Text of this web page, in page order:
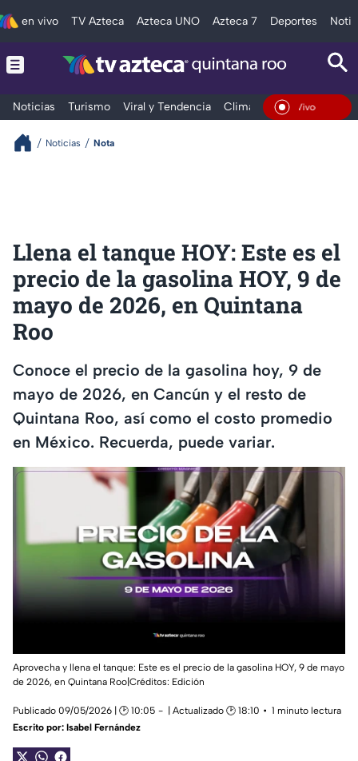
en vivo TV Azteca Azteca UNO Azteca 7 Deportes
Noticias Turismo Viral y Tendencia Clima Tráfico
En Vivo
Noticias Nota
Llena el tanque HOY: Este es el
precio de la gasolina HOY, 9 de
mayo de 2026, en Quintana
Roo
Conoce el precio de la gasolina hoy, 9 de
mayo de 2026, en Cancún y el resto de
Quintana Roo, así como el costo promedio
en México. Recuerda, puede variar.
Aprovecha y llena el tanque: Este es el precio de la gasolina HOY, 9 de mayo
de 2026, en Quintana Roo|Créditos: Edición
Publicado 09/05/2026 | 🕑 10:05 | Actualizado 🕑 18:10
1 minuto lectura
Escrito por: Isabel Fernández